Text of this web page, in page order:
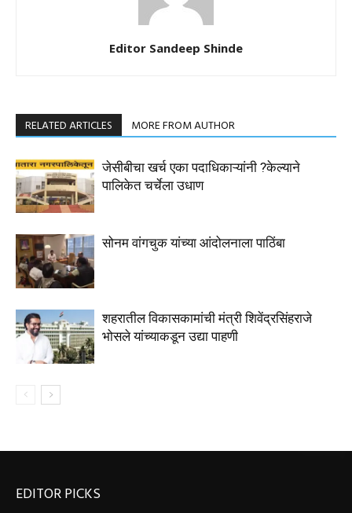
Editor Sandeep Shinde
RELATED ARTICLES MORE FROM AUTHOR
जेसीबीचा खर्च एका पदाधिकाऱ्यांनी ?केल्याने
पालिकेत चर्चेला उधाण
सोनम वांगचुक यांच्या आंदोलनाला पाठिंबा
शहरातील विकासकामांची मंत्री शिवेंद्रसिंहराजे
भोसले यांच्याकडून उद्या पाहणी
EDITOR PICKS